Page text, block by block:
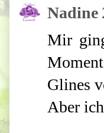
Nadine
Mir
Glines
Aber